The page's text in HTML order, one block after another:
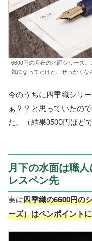
6600円の月夜の水面シリーズ
気になってたけど、せっかくな
今のうちに四季織シリ
ぁ？？と思っていたの
た。（結果3500円ほどで
月下の水面は職
レスペン先
実は四季織の6600円の
ーズ）はペンポイント